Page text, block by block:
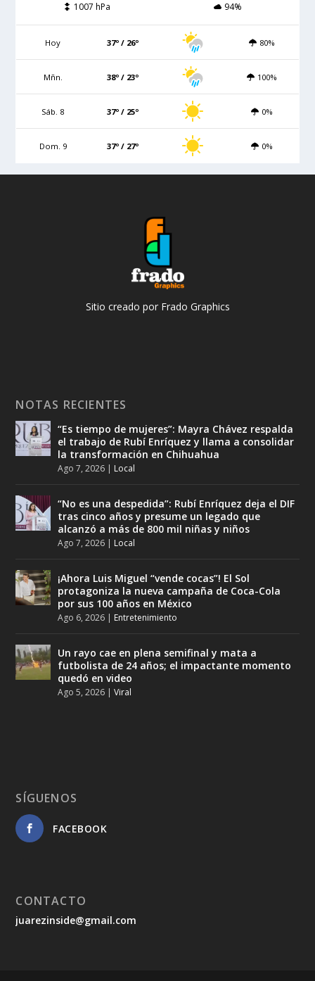
1007 hPa
94%
Hoy 37º / 26º 80%
Mñn. 38º / 23º 100%
Sáb. 8 37º / 25º 0%
Dom. 9 37º / 27º 0%
Sitio creado por Frado Graphics
NOTAS RECIENTES
“Es tiempo de mujeres”: Mayra Chávez respalda
el trabajo de Rubí Enríquez y llama a consolidar
la transformación en Chihuahua
Ago 7, 2026 | Local
“No es una despedida”: Rubí Enríquez deja el DIF
tras cinco años y presume un legado que
alcanzó a más de 800 mil niñas y niños
Ago 7, 2026 | Local
¡Ahora Luis Miguel “vende cocas”! El Sol
protagoniza la nueva campaña de Coca-Cola
por sus 100 años en México
Ago 6, 2026 | Entretenimiento
Un rayo cae en plena semifinal y mata a
futbolista de 24 años; el impactante momento
quedó en video
Ago 5, 2026 |Viral
SÍGUENOS
FACEBOOK
CONTACTO
juarezinside@gmail.com